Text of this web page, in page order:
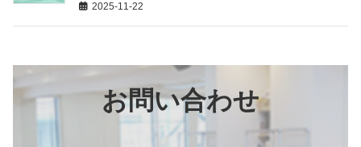
2025-11-22
お問い合わせ